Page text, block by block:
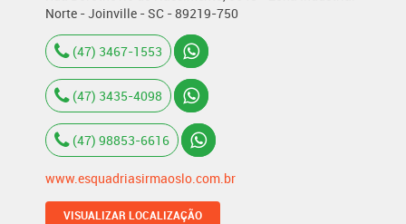
Norte - Joinville - SC - 89219-750
(47) 3467-1553
(47) 3435-4098
(47) 98853-6616
www.esquadriasirmaoslo.com.br
VISUALIZAR LOCALIZAÇÃO